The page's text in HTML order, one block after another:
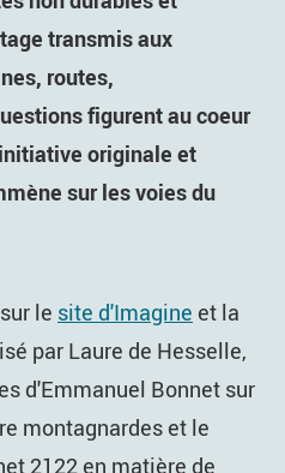
transmis aux
routes,
figurent au coeur
originale et
sur les voies du
le site d'Imagine et la
par Laure de Hesselle,
d'Emmanuel Bonnet sur
montagnardes et le
2122 en matière de